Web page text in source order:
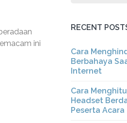
ini
RECENT
Cara
Berbahaya
Internet
Cara
Headset
Peserta Acara